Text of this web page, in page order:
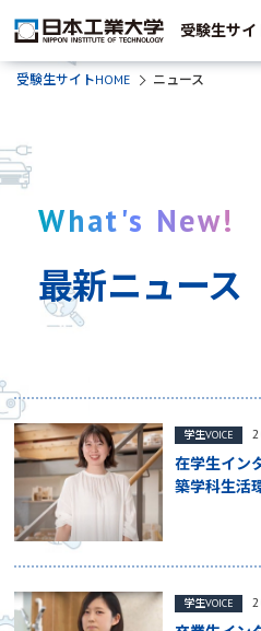
受験生サイ
受験生サイトHOME ニュース
What's New!
最新ニュース
在学生イ
築学科生活
学生VOICE
学生VOICE